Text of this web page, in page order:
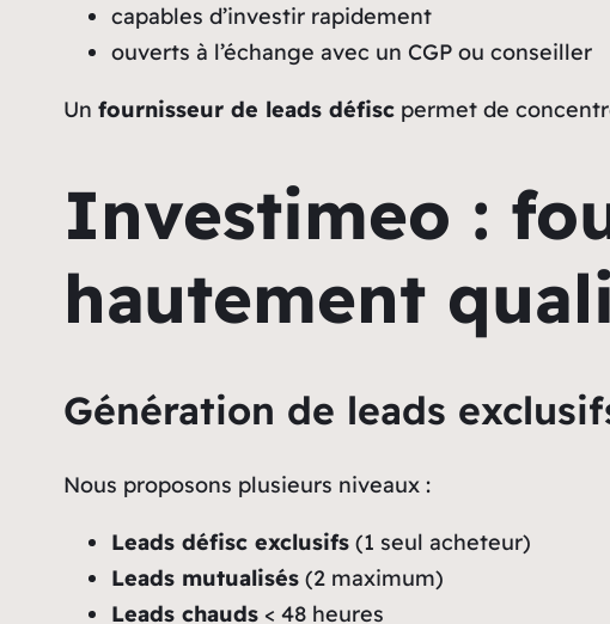
capables d’investir rapidement
ouverts à l’échange avec un CGP ou conseiller
Un fournisseur de leads défiscpermet de
Investimeo :
hautement
Génération de leads
Nous proposons plusieurs niveaux :
Leads défisc exclusifs(1 seul acheteur)
Leads mutualisés(2 maximum)
Leads chauds< 48 heures